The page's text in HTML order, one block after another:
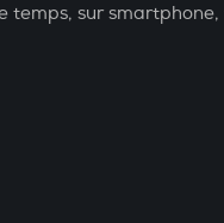
temps, sur